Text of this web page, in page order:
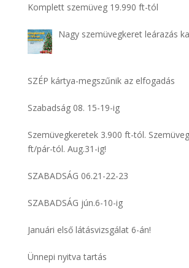
Komplett szemüveg 19.990 ft-tól
Nagy szemüvegkeret leárazás
SZÉP kártya-megszűnik az elfogadás
Szabadság 08. 15-19-ig
Szemüvegkeretek 3.900 ft-tól.
ft/pár-tól. Aug.31-ig!
SZABADSÁG 06.21-22-23
SZABADSÁG jún.6-10-ig
Januári első látásvizsgálat 6-án!
Ünnepi nyitva tartás